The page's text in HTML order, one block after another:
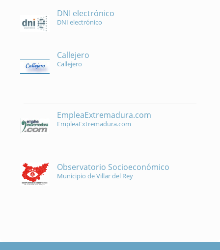
DNI electrónico
DNI electrónico
Callejero
Callejero
EmpleaExtremadura.com
EmpleaExtremadura.com
Observatorio Socioeconómico
Municipio de Villar del Rey